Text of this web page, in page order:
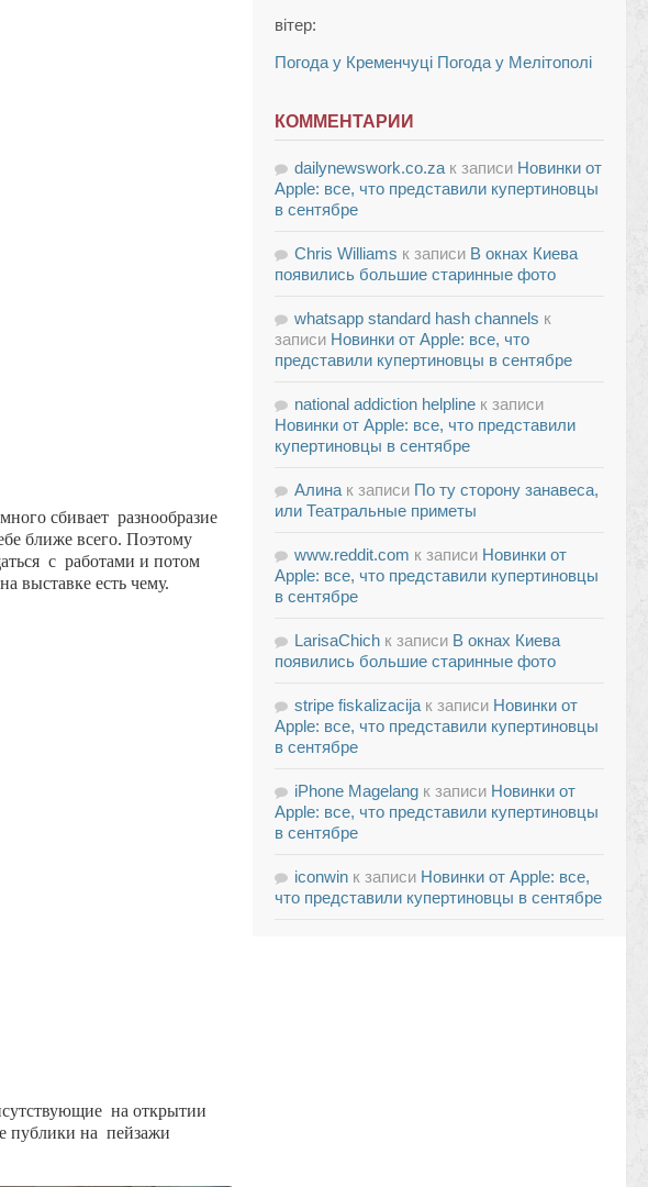
сбивает разнообразие
ближе всего. Поэтому
с работами и потом
на выставке есть чему.
на открытии
публики на пейзажи
вітер:
Погода у Кременчуці Погода у Мелітополі
КОММЕНТАРИИ
dailynewswork.co.za к записи Новинки от
Apple: все, что представили купертиновцы
в сентябре
Chris Williams к записи В окнах Киева
появились большие старинные фото
whatsapp standard hash channels к
записи Новинки от Apple: все, что
представили купертиновцы в сентябре
national addiction helpline к записи
Новинки от Apple: все, что представили
купертиновцы в сентябре
Алина к записи По ту сторону занавеса,
или Театральные приметы
www.reddit.com к записи Новинки от
Apple: все, что представили купертиновцы
в сентябре
LarisaChich к записи В окнах Киева
появились большие старинные фото
stripe fiskalizacija к записи Новинки от
Apple: все, что представили купертиновцы
в сентябре
iPhone Magelang к записи Новинки от
Apple: все, что представили купертиновцы
в сентябре
iconwin к записи Новинки от Apple: все,
что представили купертиновцы в сентябре